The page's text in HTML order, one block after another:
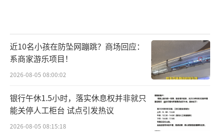
近10名小孩在防坠网蹦跳？商场回应：
系商家游乐项目！
2026-08-05 08:00:02
银行午休1.5小时，落实休息权并非就只
能关停人工柜台 试点引发热议
2026-08-05 08:15:18